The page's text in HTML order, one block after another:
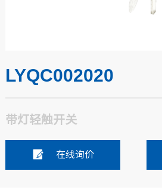
LYQC002020
带灯轻触开关
在线询价